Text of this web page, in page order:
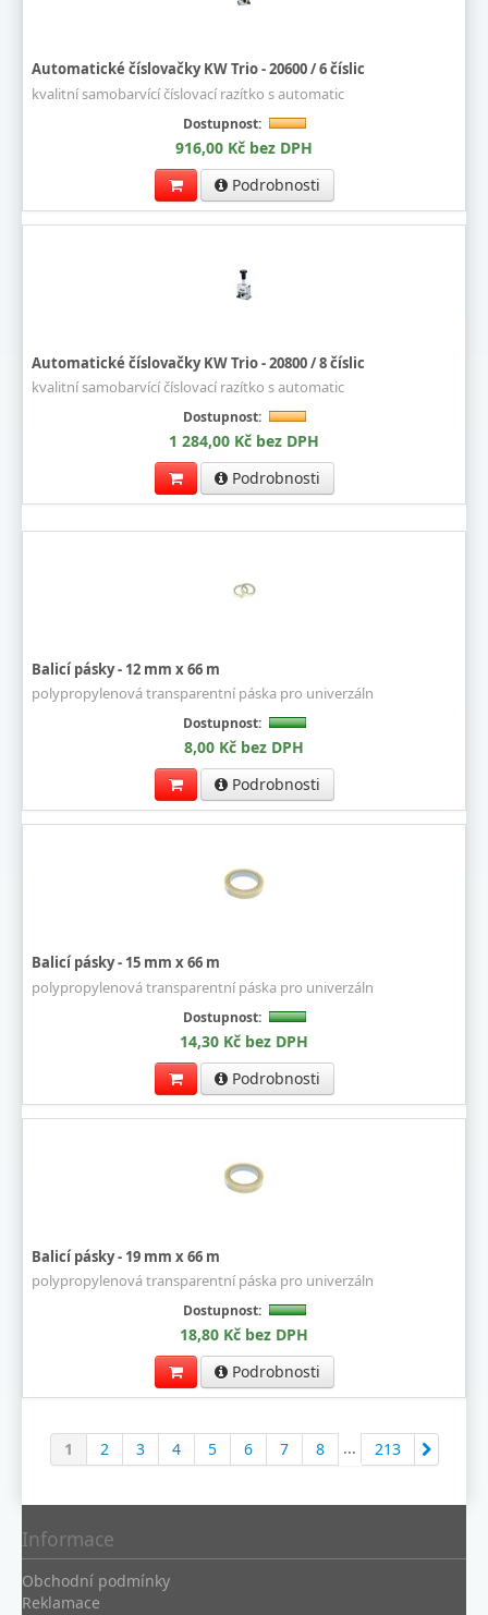
Automatické číslovačky KW Trio - 20600 / 6 číslic
kvalitní samobarvící číslovací razítko s automatic
Dostupnost:
916,00 Kč bez DPH
Podrobnosti
Automatické číslovačky KW Trio - 20800 / 8 číslic
kvalitní samobarvící číslovací razítko s automatic
Dostupnost:
1 284,00 Kč bez DPH
Podrobnosti
Balicí pásky - 12 mm x 66 m
polypropylenová transparentní páska pro univerzáln
Dostupnost:
8,00 Kč bez DPH
Podrobnosti
Balicí pásky - 15 mm x 66 m
polypropylenová transparentní páska pro univerzáln
Dostupnost:
14,30 Kč bez DPH
Podrobnosti
Balicí pásky - 19 mm x 66 m
polypropylenová transparentní páska pro univerzáln
Dostupnost:
18,80 Kč bez DPH
Podrobnosti
1 2 3 4 5 6 7 8 ... 213
Informace
Obchodní podmínky
Reklamace